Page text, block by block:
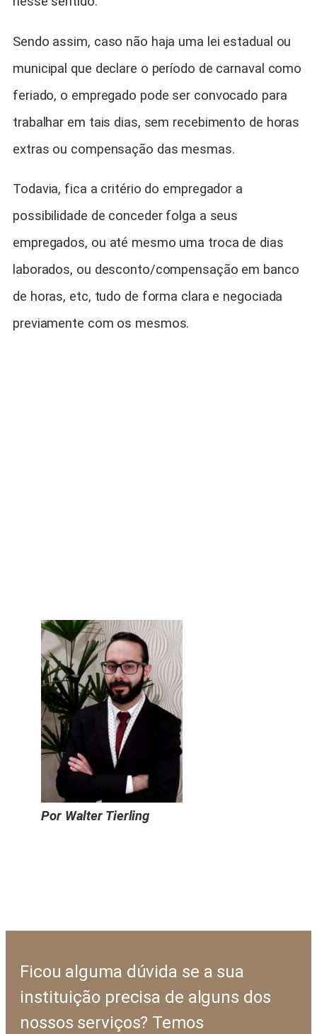
Sendo assim, caso não haja uma lei estadual ou
municipal que declare o período de carnaval como
feriado, o empregado pode ser convocado para
trabalhar em tais dias, sem recebimento de horas
extras ou compensação das mesmas.
Todavia, fica a critério do empregador a
possibilidade de conceder folga a seus
empregados, ou até mesmo uma troca de dias
laborados, ou desconto/compensação em banco
de horas, etc, tudo de forma clara e negociada
previamente com os mesmos.
Por Walter Tierling
Ficou alguma dúvida se a sua
instituição precisa de alguns dos
nossos serviços? Temos